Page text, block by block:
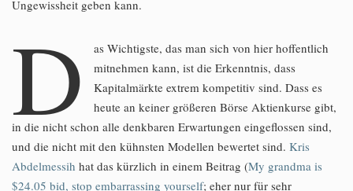
Ungewissheit geben kann.
D
as Wichtigste, das man sich von hier hoffentlich
mitnehmen kann, ist die Erkenntnis, dass
Kapitalmärkte extrem kompetitiv sind. Dass es
heute an keiner größeren Börse Aktienkurse gibt,
in die nicht schon alle denkbaren Erwartungen eingeflossen sind,
und die nicht mit den kühnsten Modellen bewertet sind. Kris
Abdelmessih hat das kürzlich in einem Beitrag (My grandma is
$24.05 bid, stop embarrassing yourself; eher nur für sehr